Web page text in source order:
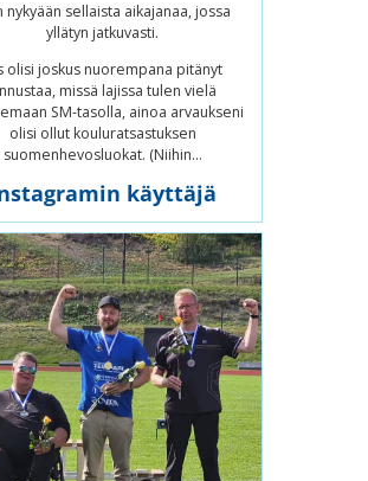
nykyään sellaista aikajanaa, jossa
yllätyn jatkuvasti.
olisi joskus nuorempana pitänyt
missä lajissa tulen vielä
SM-tasolla, ainoa arvaukseni
olisi ollut kouluratsastuksen
suomenhevosluokat. (Niihin...
käyttäjä